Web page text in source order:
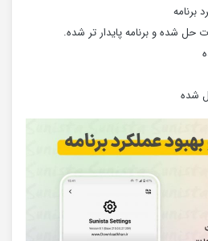
برنامه
حل شده و برنامه پایدار تر شده.
شده